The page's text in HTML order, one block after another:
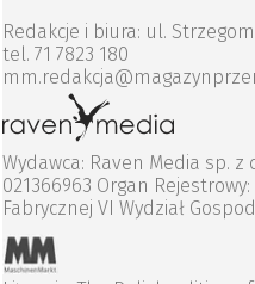
Redakcje i biura: ul.
tel. 71 7823 180
Wydawca: Raven Media sp. z
021366963 Organ
Fabrycznej VI Wydział